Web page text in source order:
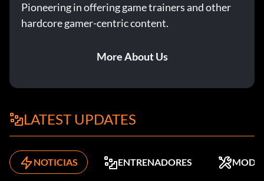
Pioneering in offering game trainers and other
hardcore gamer-centric content.
More About Us
LATEST UPDATES
NOTICIAS ENTRENADORES MODS